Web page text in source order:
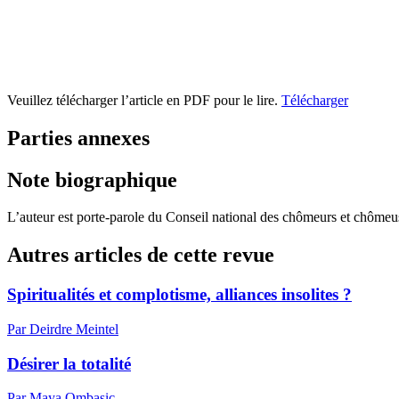
Veuillez télécharger l’article en PDF pour le lire. Télécharger
Parties annexes
Note biographique
L’auteur est porte-parole du Conseil national des chômeurs et
Autres articles de cette revue
Spiritualités et complotisme, alliances insolites ?
Par Deirdre Meintel
Désirer la totalité